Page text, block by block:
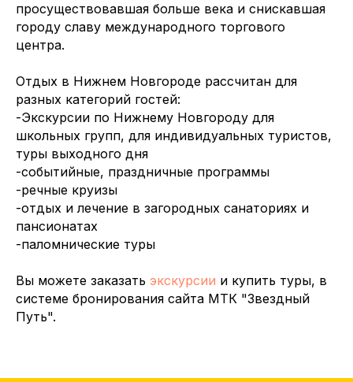
просуществовавшая больше века и снискавшая
городу славу международного торгового
центра.
Отдых в Нижнем Новгороде рассчитан для
разных категорий гостей:
-Экскурсии по Нижнему Новгороду для
школьных групп, для индивидуальных туристов,
туры выходного дня
-событийные, праздничные программы
-речные круизы
-отдых и лечение в загородных санаториях и
пансионатах
-паломнические туры
Вы можете заказать экскурсии и купить туры, в
системе бронирования сайта МТК "Звездный
Путь".